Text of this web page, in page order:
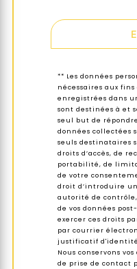
** Les données
nécessaires aux
enregistrées dans
sont destinées à et
seul but de
données collectées
seuls destinataires
droits d’accès, de
portabilité, de
de votre
droit d’introduire
autorité de
de vos données
exercer ces droits
par courrier
justificatif d'identité
Nous conservons
de prise de contact